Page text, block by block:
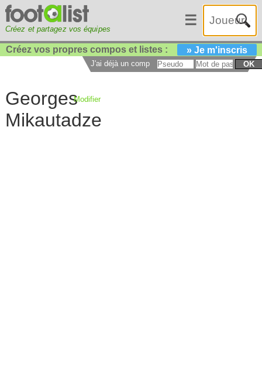
Créez et partagez vos équipes
☰
Créez vos propres compos et listes : » Je m'inscris
J'ai déjà un compte : OK
Georges
Mikautadze
Modifier